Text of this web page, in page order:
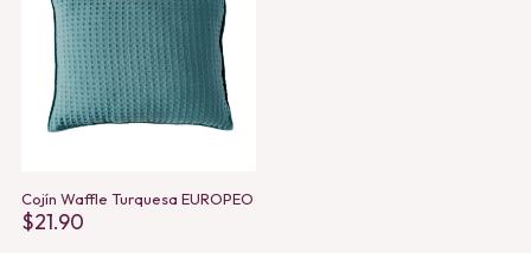
Cojín Waffle Turquesa EUROPEO
$21.90